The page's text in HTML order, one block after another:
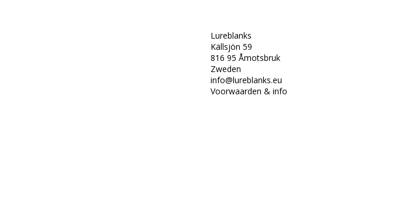
Lureblanks
Källsjön 59
816 95 Åmotsbruk
Zweden
info@lureblanks.eu
Voorwaarden & info